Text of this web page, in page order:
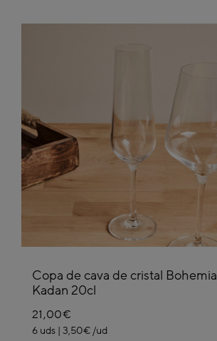
Copa de cava de cristal Bohemia
Kadan 20cl
21,00€
6 uds | 3,50€ /ud